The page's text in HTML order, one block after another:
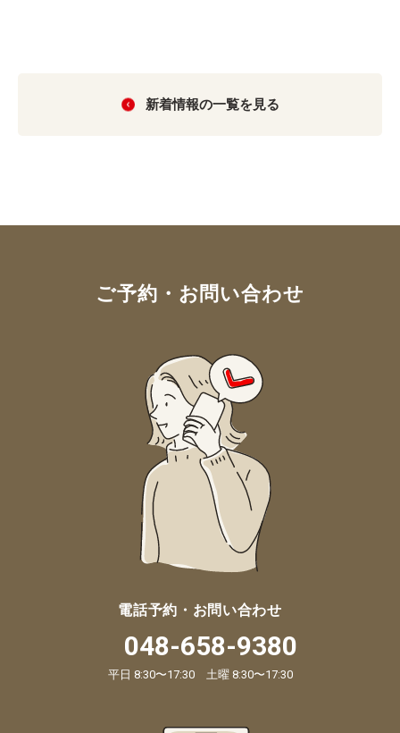
新着情報の一覧を見る
ご予約・お問い合わせ
電話予約・お問い合わせ
048-658-9380
平日 8:30〜17:30 土曜 8:30〜17:30